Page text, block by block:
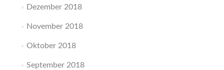
Dezember 2018
November 2018
Oktober 2018
September 2018